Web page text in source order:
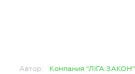
Автор: Компания "ЛІГА:ЗАКОН"